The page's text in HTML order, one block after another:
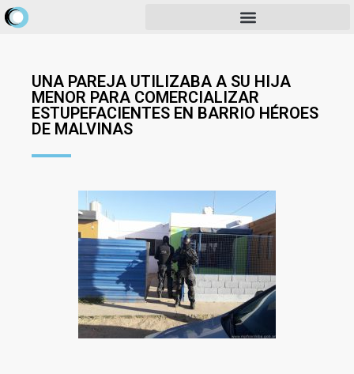
UNA PAREJA UTILIZABA A SU HIJA
MENOR PARA COMERCIALIZAR
ESTUPEFACIENTES EN BARRIO HÉROES
DE MALVINAS